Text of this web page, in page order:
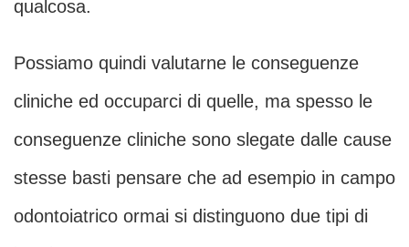
qualcosa.
Possiamo quindi valutarne le conseguenze
cliniche ed occuparci di quelle, ma spesso le
conseguenze cliniche sono slegate dalle cause
stesse basti pensare che ad esempio in campo
odontoiatrico ormai si distinguono due tipi di